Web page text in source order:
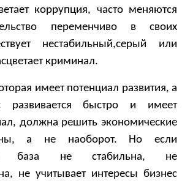
коррупция, часто меняются
переменчиво в своих
нестабильный,серый или
криминал.
имеет потенциал развития, а
развивается быстро и имеет
должна решить экономические
а не наоборот. Но если
база не стабильна, не
не учитывает интересы бизнес